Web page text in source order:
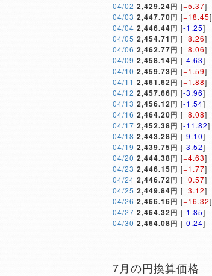
04/02 2,429.24円 [+5.37]
04/03 2,447.70円 [+18.45]
04/04 2,446.44円 [-1.25]
04/05 2,454.71 円 [+8.26]
04/06 2,462.77円 [+8.06]
04/09 2,458.14円 [-4.63]
04/10 2,459.73円 [+1.59]
04/11 2,461.62円 [+1.88]
04/12 2,457.66円 [-3.96]
04/13 2,456.12円 [-1.54]
04/16 2,464.20円 [+8.08]
04/17 2,452.38円 [-11.82]
04/18 2,443.28円 [-9.10]
04/19 2,439.75円 [-3.52]
04/20 2,444.38円 [+4.63]
04/23 2,446.15円 [+1.77]
04/24 2,446.72円 [+0.57]
04/25 2,449.84円 [+3.12]
04/26 2,466.16円 [+16.32]
04/27 2,464.32円 [-1.85]
04/30 2,464.08円 [-0.24]
7月の円換算価格